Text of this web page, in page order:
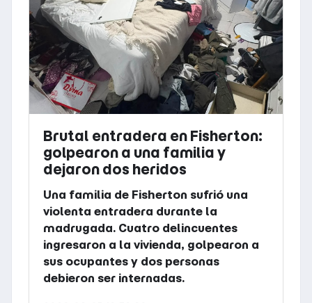
Brutal entradera en Fisherton:
golpearon a una familia y
dejaron dos heridos
Una familia de Fisherton sufrió una
violenta entradera durante la
madrugada. Cuatro delincuentes
ingresaron a la vivienda, golpearon a
sus ocupantes y dos personas
debieron ser internadas.